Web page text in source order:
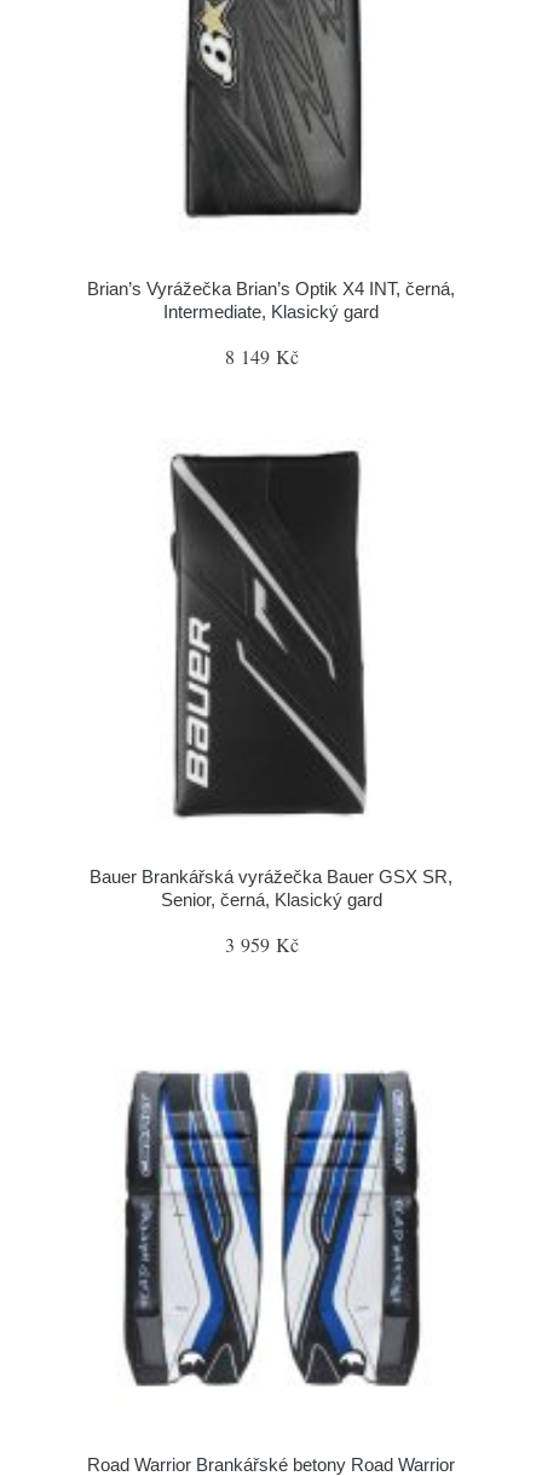
Brian’s Vyrážečka Brian’s Optik X4 INT, černá,
Intermediate, Klasický gard
8 149 Kč
Bauer Brankářská vyrážečka Bauer GSX SR,
Senior, černá, Klasický gard
3 959 Kč
Road Warrior Brankářské betony Road Warrior